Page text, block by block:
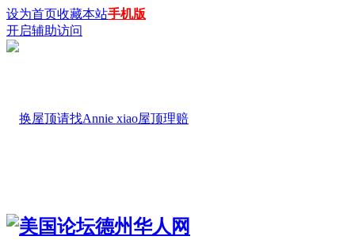
设为首页收藏本站手机版
开启辅助访问